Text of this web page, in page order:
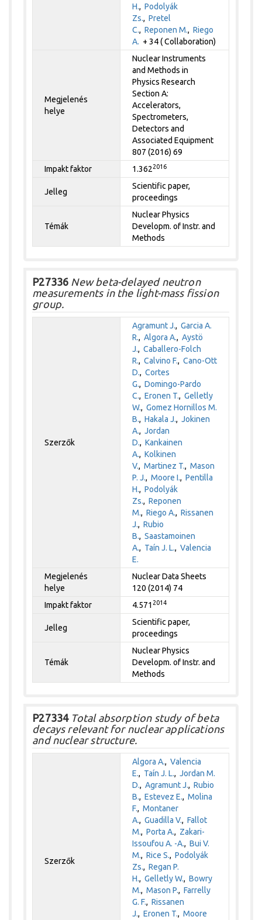
H.,Podolyák
Zs.,Pretel
C.,Reponen M.,Riego
A. + 34 ( Collaboration)
Megjelenés
helye
Nuclear Instruments
and Methods in
Physics Research
Section A:
Accelerators,
Spectrometers,
Detectors and
Associated Equipment
807 (2016) 69
Impakt faktor
1.3622016
Jelleg
Scientific paper,
proceedings
Témák
Nuclear Physics
Developm. of Instr. and
Methods
P27336 New beta-delayed neutron
measurements in the light-mass fission
group.
Szerzők
Agramunt J.,Garcia A.
R.,Algora A.,Aystö
J.,Caballero-Folch
R.,Calvino F.,Cano-Ott
D.,Cortes
G.,Domingo-Pardo
C.,Eronen T.,Gelletly
W.,Gomez Hornillos M.
B.,Hakala J.,Jokinen
A.,Jordan
D.,Kankainen
A.,Kolkinen
V.,Martinez T.,Mason
P. J.,Moore I.,Pentilla
H.,Podolyák
Zs.,Reponen
M.,Riego A.,Rissanen
J.,Rubio
B.,Saastamoinen
A., Taín J. L.,Valencia
E.
Megjelenés
helye
Nuclear Data Sheets
120 (2014) 74
Impakt faktor
4.571 2014
Jelleg
Scientific paper,
proceedings
Témák
Nuclear Physics
Developm. of Instr. and
Methods
P27334Total absorption study of beta
decays relevant for nuclear applications
and nuclear structure.
Szerzők
Algora A.,Valencia
E., Taín J. L.,Jordan M.
D.,Agramunt J.,Rubio
B.,Estevez E.,Molina
F.,Montaner
A.,Guadilla V.,Fallot
M.,Porta A., Zakari-
Issoufou A. -A.,Bui V.
M.,Rice S.,Podolyák
Zs.,Regan P.
H.,Gelletly W.,Bowry
M.,Mason P.,Farrelly
G. F.,Rissanen
J.,Eronen T.,Moore